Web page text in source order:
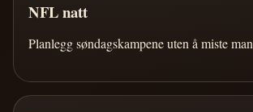
NFL natt
Planlegg søndagskampene uten å miste